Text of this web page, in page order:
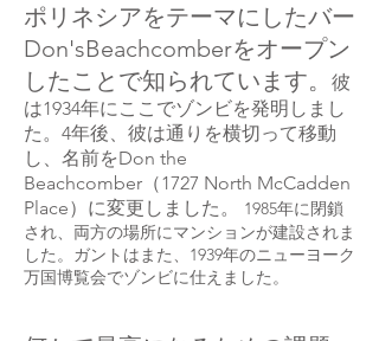
ポリネシアをテーマにしたバー
Don'sBeachcomberをオープン
したことで知られています。
彼
は1934年にここでゾンビを発明しまし
た。4年後、彼は通りを横切って移動
し、名前をDon the
Beachcomber（1727 North McCadden
Place）に変更しました。
1985年に閉鎖
され、両方の場所にマンションが建設されま
した。ガントはまた、1939年のニューヨーク
万国博覧会でゾンビに仕えました。